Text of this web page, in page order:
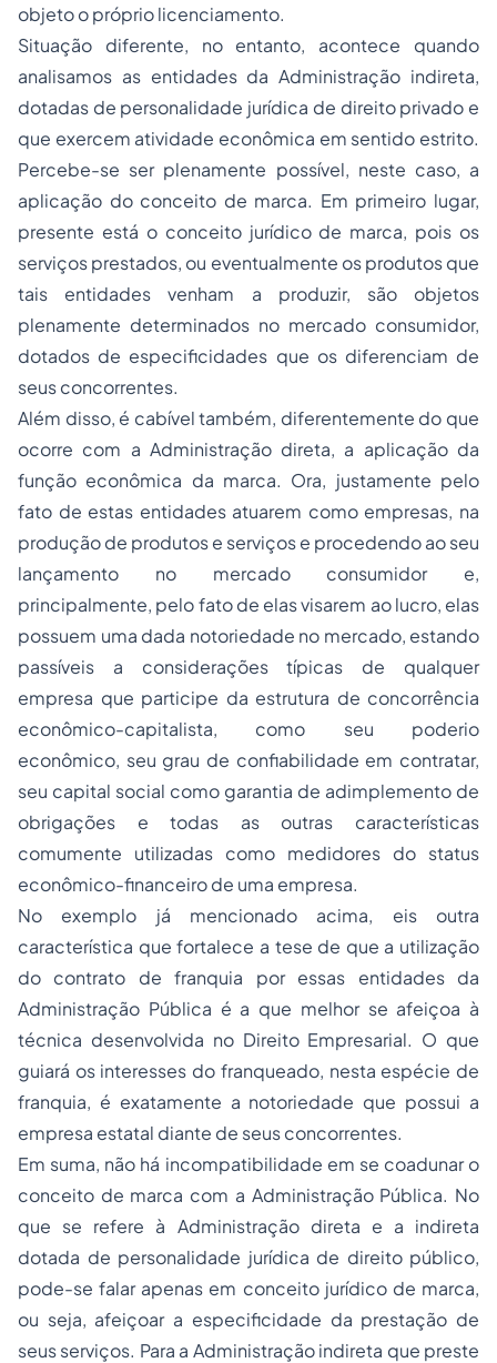
objeto o próprio licenciamento.
Situação diferente, no entanto, acontece quando
analisamos as entidades da Administração indireta,
dotadas de personalidade jurídica de direito privado e
que exercem atividade econômica em sentido estrito.
Percebe-se ser plenamente possível, neste caso, a
aplicação do conceito de marca. Em primeiro lugar,
presente está o conceito jurídico de marca, pois os
serviços prestados, ou eventualmente os produtos que
tais entidades venham a produzir, são objetos
plenamente determinados no mercado consumidor,
dotados de especificidades que os diferenciam de
seus concorrentes.
Além disso, é cabível também, diferentemente do que
ocorre com a Administração direta, a aplicação da
função econômica da marca. Ora, justamente pelo
fato de estas entidades atuarem como empresas, na
produção de produtos e serviços e procedendo ao seu
lançamento no mercado consumidor e,
principalmente, pelo fato de elas visarem ao lucro, elas
possuem uma dada notoriedade no mercado, estando
passíveis a considerações típicas de qualquer
empresa que participe da estrutura de concorrência
econômico-capitalista, como seu poderio
econômico, seu grau de confiabilidade em contratar,
seu capital social como garantia de adimplemento de
obrigações e todas as outras características
comumente utilizadas como medidores do status
econômico-financeiro de uma empresa.
No exemplo já mencionado acima, eis outra
característica que fortalece a tese de que a utilização
do contrato de franquia por essas entidades da
Administração Pública é a que melhor se afeiçoa à
técnica desenvolvida no Direito Empresarial. O que
guiará os interesses do franqueado, nesta espécie de
franquia, é exatamente a notoriedade que possui a
empresa estatal diante de seus concorrentes.
Em suma, não há incompatibilidade em se coadunar o
conceito de marca com a Administração Pública. No
que se refere à Administração direta e a indireta
dotada de personalidade jurídica de direito público,
pode-se falar apenas em conceito jurídico de marca,
ou seja, afeiçoar a especificidade da prestação de
seus serviços. Para a Administração indireta que preste